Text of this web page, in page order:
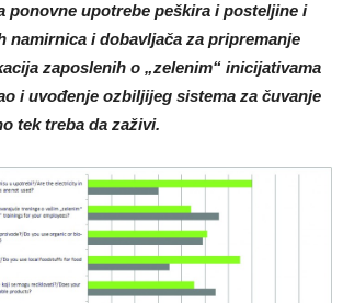
ponovne upotrebe peškira i posteljine i
namirnica i dobavljača za pripremanje
zaposlenih o „zelenim“ inicijativama
i uvođenje ozbiljijeg sistema za čuvanje
tek treba da zaživi.